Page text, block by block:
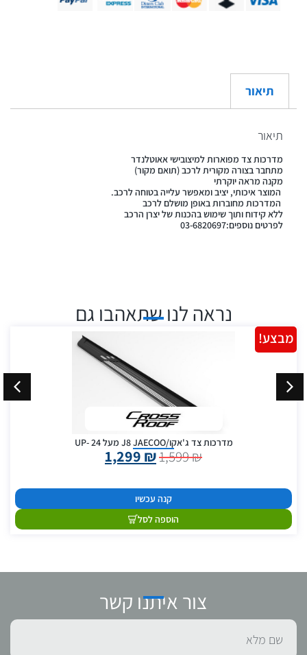
תיאור
תיאור
מדרכות צד מפוארות למיצובישי אאוטלנדר
מתחבר בצורה מקורית לרכב (תואם מקור)
מקנה מראה יוקרתי
המוצר איכותי, יציב ומאפשר עלייה בטוחה לרכב.
המדרכות מחוברות באופן מושלם לרכב
ללא קידוח ותוך שימוש בהכנות של יצרן הרכב
לפרטים נוספים:03-6820697
נראה לנו שתאהבו גם
מדרכות צד ג'אקו/J8 JAECOO מעל 24 -UP
1,599₪
1,299 ₪
קנה עכשיו
הוספה לסל
מבצע!
צור איתנו קשר